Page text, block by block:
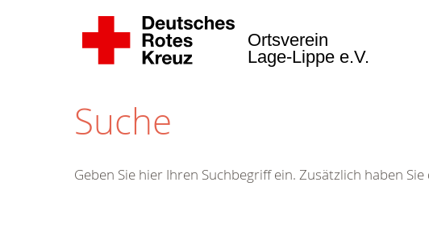
Ortsverein
Lage-Lippe e.V.
Suche
Geben Sie hier Ihren Suchbegriff ein. Zusätzlich haben